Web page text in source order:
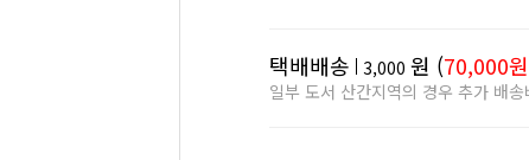
택배배송 3,000 원 (70,000원
일부 도서 산간지역의 경우 추가 배